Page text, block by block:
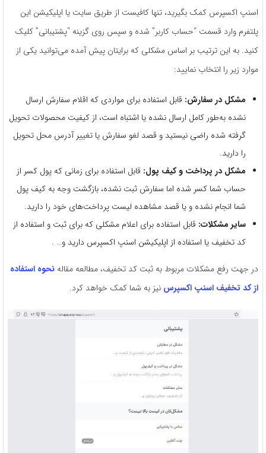
اسنپ اکسپرس کمک بگیرید، تنها کافیست از طریق سایت یا اپلیکیشن این
پلتفرم وارد قسمت “حساب کاربر” شده و سپس روی گزینه “پشتیبانی” کلیک
کنید. به ‌این ‌ترتیب بر اساس مشکلی که برایتان پیش آمده می‌توانید یکی از
موارد زیر را انتخاب نمایید:
مشکل در سفارش: قابل استفاده برای مواردی که اقلام سفارش ارسال
نشده به‌طور کامل ارسال نشده یا اشتباه است، از کیفیت محصولات تحویل
گرفته شده راضی نیستید و قصد لغو سفارش یا تغییر آدرس محل تحویل
را دارید.
مشکل در پرداخت و کیف پول: قابل استفاده برای زمانی که پول کسر از
حساب شما کسر شده اما سفارش ثبت نشده، بازگشت وجه به کیف پول
شما انجام نشده و یا قصد مشاهده لیست پرداخت‌های خود را دارید.
سایر مشکلات: قابل استفاده برای اعلام مشکلی که برای ثبت و استفاده از
کد تخفیف یا استفاده از اپلیکیشن اسنپ اکسپرس دارید و… .
در جهت رفع مشکلات مربوط به ثبت کد تخفیف، مطالعه مقاله نحوه استفاده
از کد تخفیف اسنپ اکسپرس نیز به شما کمک خواهد کرد.